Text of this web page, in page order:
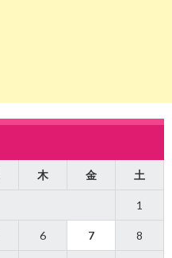
木 金 土
1
6 7 8